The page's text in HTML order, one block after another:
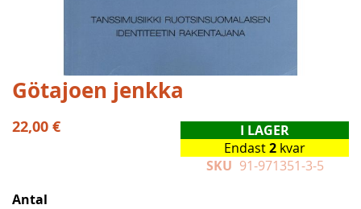
Hoppa
till
början
av
Götajoen jenkka
22,00 €
I LAGER
Endast2 kvar
SKU 91-971351-3-5
Antal